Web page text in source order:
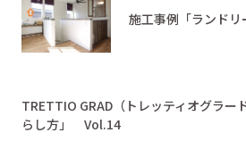
施工事例「ランド
TRETTIO GRAD（トレッティオグラー
らし方」 Vol.14